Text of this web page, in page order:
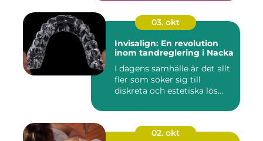
03. okt
Invisalign: En revolution
inom tandreglering i Nacka
I dagens samhälle är det allt
fler som söker sig till
diskreta och estetiska lös...
02. okt